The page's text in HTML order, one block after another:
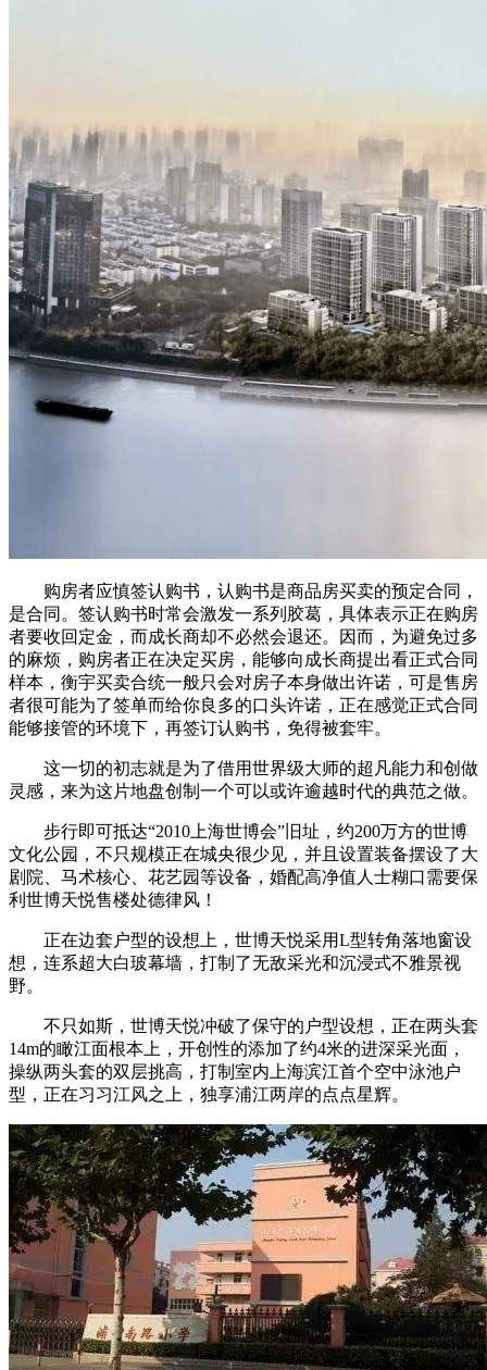
购房者应慎签认购书，认购书是商品房买卖的预定合同，
是合同。签认购书时常会激发一系列胶葛，具体表示正在购房
者要收回定金，而成长商却不必然会退还。因而，为避免过多
的麻烦，购房者正在决定买房，能够向成长商提出看正式合同
样本，衡宇买卖合统一般只会对房子本身做出许诺，可是售房
者很可能为了签单而给你良多的口头许诺，正在感觉正式合同
能够接管的环境下，再签订认购书，免得被套牢。
这一切的初志就是为了借用世界级大师的超凡能力和创做
灵感，来为这片地盘创制一个可以或许逾越时代的典范之做。
步行即可抵达“2010上海世博会”旧址，约200万方的世博
文化公园，不只规模正在城央很少见，并且设置装备摆设了大
剧院、马术核心、花艺园等设备，婚配高净值人士糊口需要保
利世博天悦售楼处德律风！
正在边套户型的设想上，世博天悦采用L型转角落地窗设
想，连系超大白玻幕墙，打制了无敌采光和沉浸式不雅景视
野。
不只如斯，世博天悦冲破了保守的户型设想，正在两头套
14m的瞰江面根本上，开创性的添加了约4米的进深采光面，
操纵两头套的双层挑高，打制室内上海滨江首个空中泳池户
型，正在习习江风之上，独享浦江两岸的点点星辉。